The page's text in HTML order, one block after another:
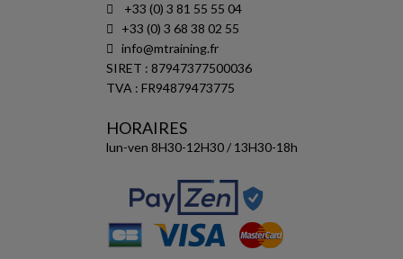
+33 (0) 3 81 55 55 04
+33 (0) 3 68 38 02 55
info@mtraining.fr
SIRET : 87947377500036
TVA : FR94879473775
HORAIRES
lun-ven 8H30-12H30 / 13H30-18h